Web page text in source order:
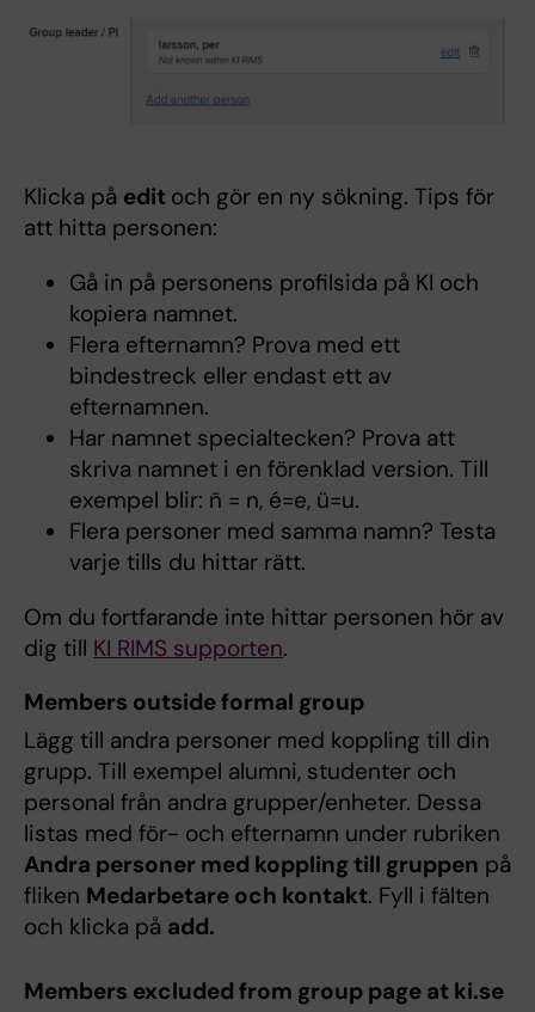
Klicka på edit och gör en ny sökning. Tips för
att hitta personen:
Gå in på personens profilsida på KI och
kopiera namnet.
Flera efternamn? Prova med ett
bindestreck eller endast ett av
efternamnen.
Har namnet specialtecken? Prova att
skriva namnet i en förenklad version. Till
exempel blir: ñ = n, é=e, ü=u.
Flera personer med samma namn? Testa
varje tills du hittar rätt.
Om du fortfarande inte hittar personen hör av
dig till KI RIMS supporten.
Members outside formal group
Lägg till andra personer med koppling till din
grupp. Till exempel alumni, studenter och
personal från andra grupper/enheter. Dessa
listas med för- och efternamn under rubriken
Andra personer med koppling till gruppen på
fliken Medarbetare och kontakt. Fyll i fälten
och klicka på add.
Members excluded from group page at ki.se